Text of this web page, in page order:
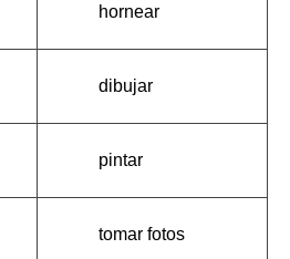
hornear
dibujar
pintar
tomar fotos